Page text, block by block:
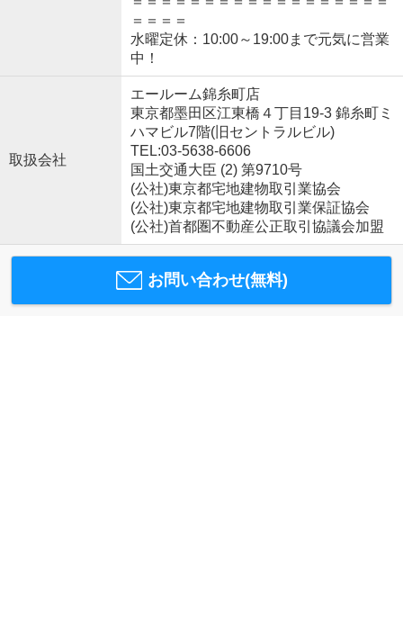
＝＝＝＝
水曜定休：10:00～19:00まで元気に営業
中！
取扱会社
エールーム錦糸町店
東京都墨田区江東橋４丁目19-3 錦糸町ミ
ハマビル7階(旧セントラルビル)
TEL:03-5638-6606
国土交通大臣 (2) 第9710号
(公社)東京都宅地建物取引業協会
(公社)東京都宅地建物取引業保証協会
(公社)首都圏不動産公正取引協議会加盟
お問い合わせ(無料)